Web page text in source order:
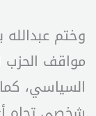
وختم عبدالله
مواقف
السياسي،